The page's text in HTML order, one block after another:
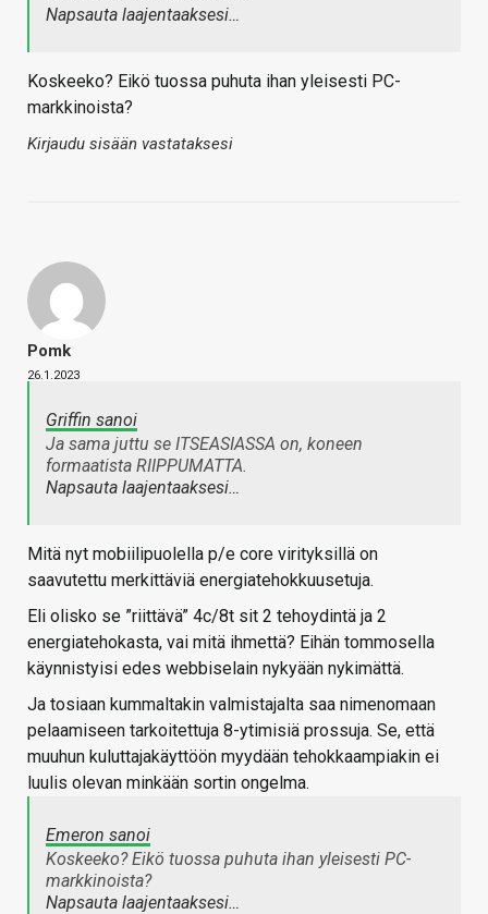
Napsauta laajentaaksesi…
Koskeeko? Eikö tuossa puhuta ihan yleisesti PC-
markkinoista?
Kirjaudu sisään vastataksesi
Pomk
26.1.2023
Griffin sanoi
Ja sama juttu se ITSEASIASSA on, koneen
formaatista RIIPPUMATTA.
Napsauta laajentaaksesi…
Mitä nyt mobiilipuolella p/e core virityksillä on
saavutettu merkittäviä energiatehokkuusetuja.
Eli olisko se ”riittävä” 4c/8t sit 2 tehoydintä ja 2
energiatehokasta, vai mitä ihmettä? Eihän tommosella
käynnistyisi edes webbiselain nykyään nykimättä.
Ja tosiaan kummaltakin valmistajalta saa nimenomaan
pelaamiseen tarkoitettuja 8-ytimisiä prossuja. Se, että
muuhun kuluttajakäyttöön myydään tehokkaampiakin ei
luulis olevan minkään sortin ongelma.
Emeron sanoi
Koskeeko? Eikö tuossa puhuta ihan yleisesti PC-
markkinoista?
Napsauta laajentaaksesi…